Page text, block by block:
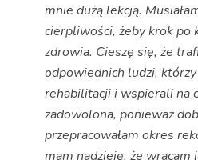
mnie dużą lekcją.
cierpliwości, żeby krok po
zdrowia. Cieszę się, że
odpowiednich ludzi,
rehabilitacji i wspierali na
zadowolona, ponieważ
przepracowałam okres
mam nadzieję, że wracam